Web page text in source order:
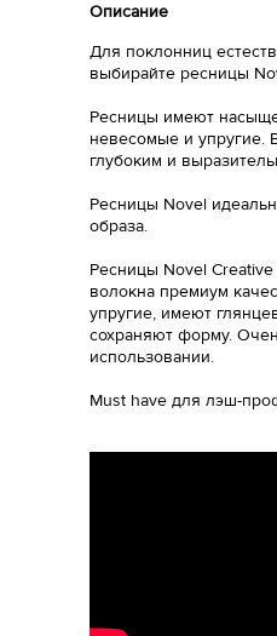
Описание
Для поклонниц
выбирайте ресницы
Ресницы имеют
невесомые и упругие.
глубоким и
Ресницы Novel
образа.
Ресницы Novel
волокна премиум
упругие, имеют
сохраняют форму.
использовании.
Must have для лэш-